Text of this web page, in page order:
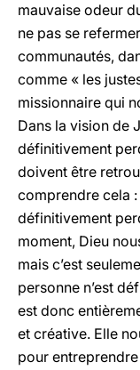
mauvaise odeur
ne pas se
communautés,
comme « les
missionnaire qui
Dans la vision de
définitivement
doivent être
comprendre cela :
définitivement
moment, Dieu
mais c’est
personne n’est
est donc
et créative. Elle
pour